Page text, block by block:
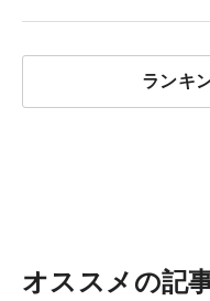
ランキ
オススメの記